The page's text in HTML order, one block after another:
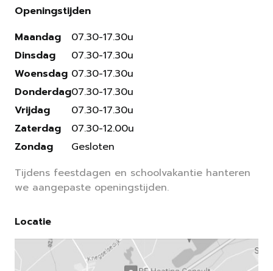
Openingstijden
Maandag
Dinsdag
Woensdag
Donderdag
Vrijdag
Zaterdag
Zondag
07.30-17.30u
07.30-17.30u
07.30-17.30u
07.30-17.30u
07.30-17.30u
07.30-12.00u
Gesloten
Tijdens feestdagen en schoolvakantie hanteren
we aangepaste openingstijden.
Locatie